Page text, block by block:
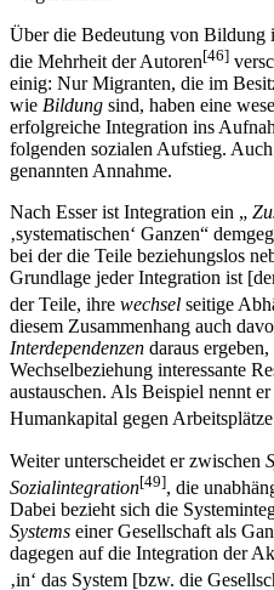
Über die Bedeutung von Bildung
die Mehrheit der Autoren [46]
einig: Nur Migranten, die im
wieBildung sind, haben eine
erfolgreiche Integration ins
folgenden sozialen Aufstieg.
Nach Esser ist Integration ein „
‚systematischen‘ Ganzen“
bei der die Teile beziehungslos
Grundlage jeder Integration ist
der Teile, ihrewechselseitige
diesem Zusammenhang auch
Interdependenzendaraus
Wechselbeziehung interessante
austauschen. Als Beispiel nennt
Weiter unterscheidet er zwischen
Sozialintegration[49], die
Dabei bezieht sich die
Systemseiner Gesellschaft als
dagegen auf die Integration der